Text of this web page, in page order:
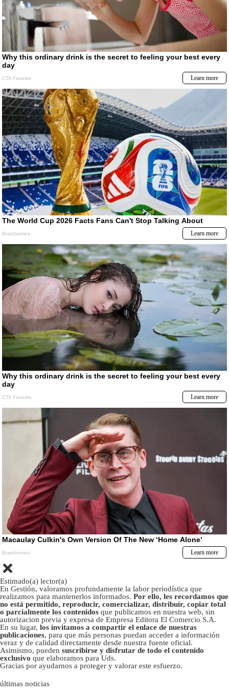
Estimado(a) lector(a)
En Gestión, valoramos profundamente la labor periodística que
realizamos para mantenerlos informados. Por ello, les recordamos que
no está permitido, reproducir, comercializar, distribuir, copiar total
o parcialmente los contenidos que publicamos en nuestra web, sin
autorizacion previa y expresa de Empresa Editora El Comercio S.A.
En su lugar, los invitamos a compartir el enlace de nuestras
publicaciones, para que más personas puedan acceder a información
veraz y de calidad directamente desde nuestra fuente oficial.
Asimismo, pueden suscribirse y disfrutar de todo el contenido
exclusivo que elaboramos para Uds.
Gracias por ayudarnos a proteger y valorar este esfuerzo.
últimas noticias